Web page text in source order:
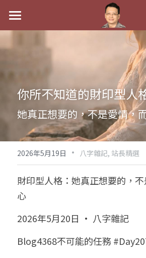
最新消息
祖傳命理
手工印鑑
課程介紹
五行八字學
後天派陽宅
Blog
黃金會員專區
八字雜記
人氣最高
站長精選
試閱專區
Podcast聽書
八字視頻
陽宅視頻
線上學苑
八字初階班2
八字進階班
八字完整班
《十神高階實戰錄》完整典藏
我的著作
科學八字推理1
與我預約
你所不知道的財印型人
她真正想要的，不是愛情，
2026年5月19日 · 八字雜記, 站長精選
財印型人格：她真正想要的，
心
2026年5月20日 · 八字雜記
Blog4368不可能的任務
商品分類
《十神高階實戰錄》完整典藏版
1美元超值PDF
八字線上批命
小兒命名